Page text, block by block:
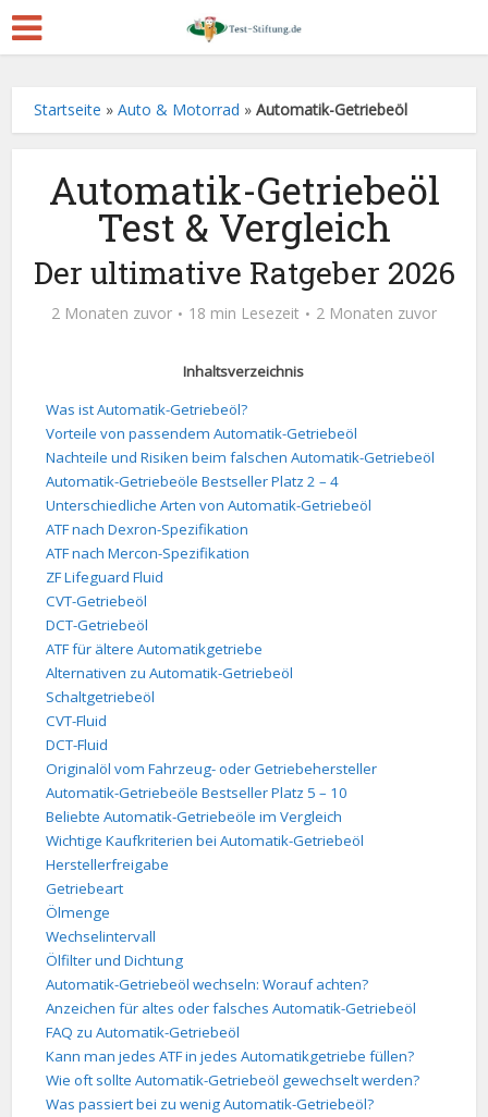
Startseite »Auto & Motorrad »Automatik-Getriebeöl
Automatik-Getriebeöl
Test & Vergleich
Der ultimative Ratgeber 2026
2 Monaten zuvor 18 min Lesezeit 2 Monaten zuvor
Inhaltsverzeichnis
Was ist Automatik-Getriebeöl?
Vorteile von passendem Automatik-Getriebeöl
Nachteile und Risiken beim falschen Automatik-Getriebeöl
Automatik-Getriebeöle Bestseller Platz 2 – 4
Unterschiedliche Arten von Automatik-Getriebeöl
ATF nach Dexron-Spezifikation
ATF nach Mercon-Spezifikation
ZF Lifeguard Fluid
CVT-Getriebeöl
DCT-Getriebeöl
ATF für ältere Automatikgetriebe
Alternativen zu Automatik-Getriebeöl
Schaltgetriebeöl
CVT-Fluid
DCT-Fluid
Originalöl vom Fahrzeug- oder Getriebehersteller
Automatik-Getriebeöle Bestseller Platz 5 – 10
Beliebte Automatik-Getriebeöle im Vergleich
Wichtige Kaufkriterien bei Automatik-Getriebeöl
Herstellerfreigabe
Getriebeart
Ölmenge
Wechselintervall
Ölfilter und Dichtung
Automatik-Getriebeöl wechseln: Worauf achten?
Anzeichen für altes oder falsches Automatik-Getriebeöl
FAQ zu Automatik-Getriebeöl
Kann man jedes ATF in jedes Automatikgetriebe füllen?
Wie oft sollte Automatik-Getriebeöl gewechselt werden?
Was passiert bei zu wenig Automatik-Getriebeöl?